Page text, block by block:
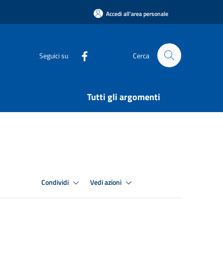
Accedi all'area personale
Seguici su Cerca
Tutti gli argomenti
Condividi Vedi azioni